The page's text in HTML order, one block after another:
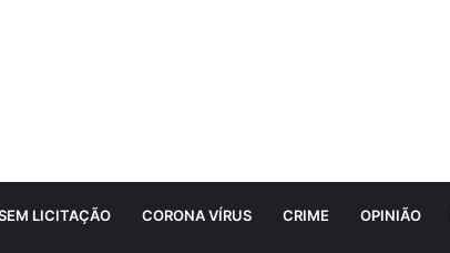
LICITAÇÃO CORONA VÍRUS CRIME OPINIÃO